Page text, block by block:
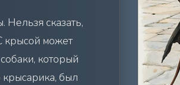
Нельзя сказать,
крысой может
который
был